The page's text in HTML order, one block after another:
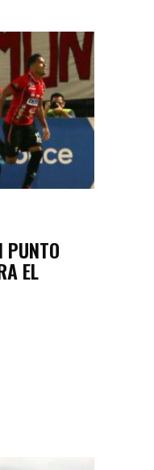
PUNTO
EL